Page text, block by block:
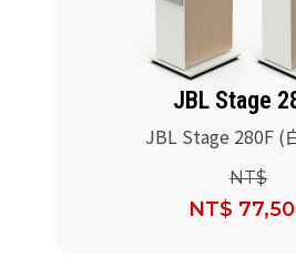
JBL Stage
JBL Stage 280F (
NT$
NT$